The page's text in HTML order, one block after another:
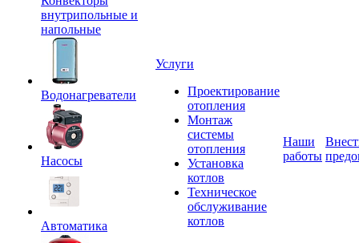
внутрипольные и
напольные
Водонагреватели
Насосы
Автоматика
Услуги
Проектирование
отопления
Монтаж
системы
отопления
Установка
котлов
Техническое
обслуживание
котлов
Наши
работы